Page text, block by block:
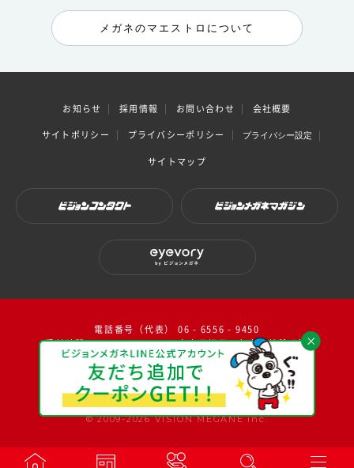
メガネのマエストロについて
お知らせ 採用情報 お問い合わせ 会社概要
サイトポリシー プライバシーポリシー プライバシー設定
サイトマップ
電話番号（代表） 06 - 6556 - 9450
受付時間：10：00～17：00（ 土日祝日・年末年始除く）
© 2009-2026 VISION MEGANE inc.
facebook instagram youtube